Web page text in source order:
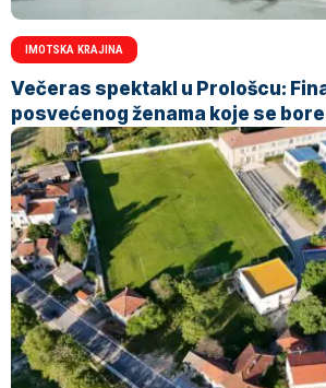
IMOTSKA KRAJINA
Večeras spektakl u Prološcu:
posvećenog ženama koje se